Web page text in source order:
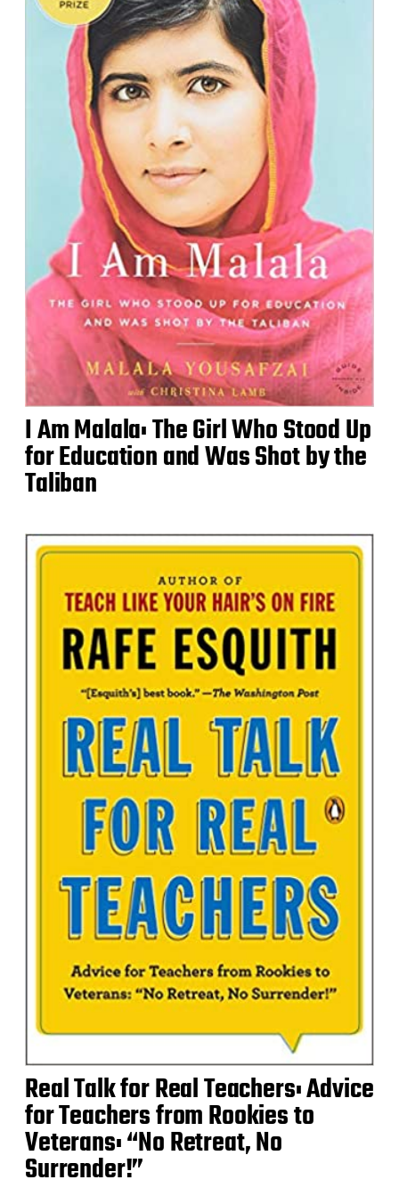
I Am Malala: The Girl Who Stood Up
for Education and Was Shot by the
Taliban
Real Talk for Real Teachers: Advice
for Teachers from Rookies to
Veterans: “No Retreat, No
Surrender!”